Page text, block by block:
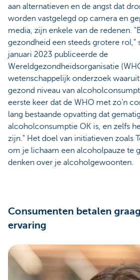
aan alternatieven en de angst dat
worden vastgelegd op camera en
media, zijn enkele van de redenen.
gezondheid een steeds grotere rol,"
januari 2023 publiceerde de
Wereldgezondheidsorganisatie
wetenschappelijk onderzoek
gezond niveau van
eerste keer dat de WHO met zo'n
lang bestaande opvatting dat
alcoholconsumptie OK is, en zelfs
zijn." Het doel van initiatieven zoals
om je lichaam een alcoholpauze te
denken over je alcoholgewoonten.
Consumenten betalen
ervaring